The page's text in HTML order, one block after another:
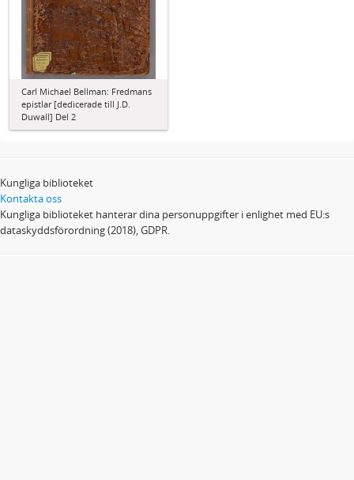
Carl Michael Bellman: Fredmans
epistlar [dedicerade till J.D.
Duwall] Del 2
Kungliga biblioteket
Kontakta oss
Kungliga biblioteket hanterar dina personuppgifter i enlighet med EU:s
dataskyddsförordning (2018), GDPR.